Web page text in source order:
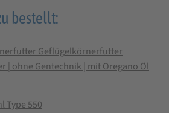
bestellt:
Geflügelkörnerfutter
| ohne Gentechnik | mit Oregano Öl
Type 550